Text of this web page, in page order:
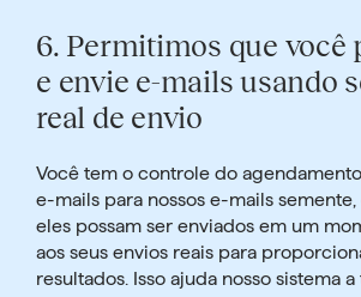
6. Permitimos que você
e envie e-mails usando
real de envio
Você tem o controle do
e-mails para nossos e-mails
eles possam ser enviados em um
aos seus envios reais para
resultados. Isso ajuda nosso sistema